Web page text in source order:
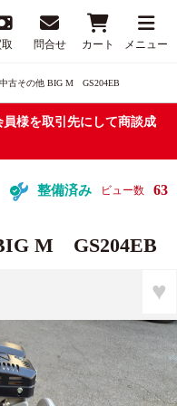
問合せ カート メニュー
古その他 BIG M GS204EB
員様を取引先にして商談成
整備済み ビュー数 63
M GS204EB
♥